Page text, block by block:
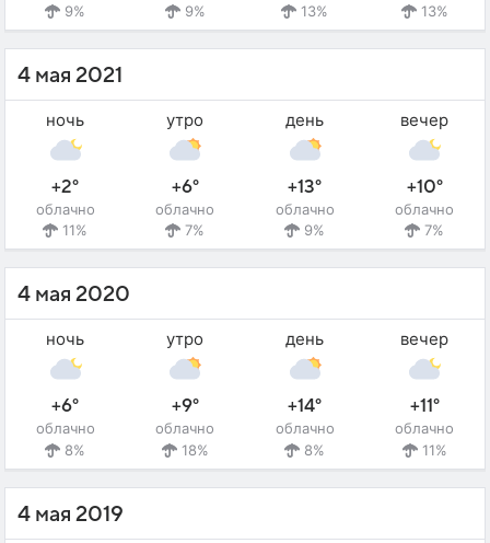
9%
9%
13%
13%
4 мая 2021
ночь
+2°
облачно
11%
утро
+6°
облачно
7%
день
+13°
облачно
9%
вечер
+10°
облачно
7%
4 мая 2020
ночь
+6°
облачно
8%
утро
+9°
облачно
18%
день
+14°
облачно
8%
вечер
+11°
облачно
11%
4 мая 2019